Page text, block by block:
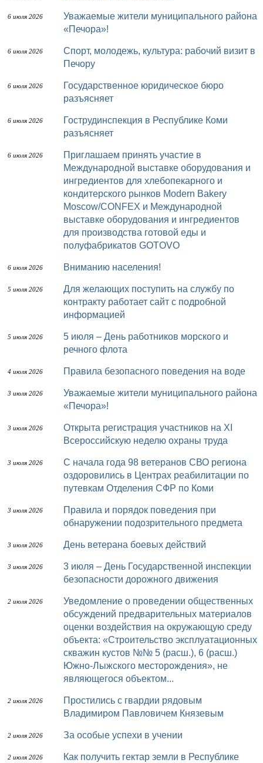
6 июля 2026
Уважаемые жители муниципального района
«Печора»!
6 июля 2026
Спорт, молодежь, культура: рабочий визит в
Печору
6 июля 2026
Государственное юридическое бюро
разъясняет
6 июля 2026
Гострудинспекция в Республике Коми
разъясняет
6 июля 2026
Приглашаем принять участие в
Международной выставке оборудования и
ингредиентов для хлебопекарного и
кондитерского рынков Modern Bakery
Moscow/CONFEX и Международной
выставке оборудования и ингредиентов
для производства готовой еды и
полуфабрикатов GOTOVO
6 июля 2026 Вниманию населения!
5 июля 2026
Для желающих поступить на службу по
контракту работает сайт с подробной
информацией
5 июля 2026
5 июля – День работников морского и
речного флота
4 июля 2026 Правила безопасного поведения на воде
3 июля 2026
Уважаемые жители муниципального района
«Печора»!
3 июля 2026
Открыта регистрация участников на XI
Всероссийскую неделю охраны труда
3 июля 2026
С начала года 98 ветеранов СВО региона
оздоровились в Центрах реабилитации по
путевкам Отделения СФР по Коми
3 июля 2026
Правила и порядок поведения при
обнаружении подозрительного предмета
3 июля 2026 День ветерана боевых действий
3 июля 2026
3 июля – День Государственной инспекции
безопасности дорожного движения
2 июля 2026
Уведомление о проведении общественных
обсуждений предварительных материалов
оценки воздействия на окружающую среду
объекта: «Строительство эксплуатационных
скважин кустов №№ 5 (расш.), 6 (расш.)
Южно-Лыжского месторождения», не
являющегося объектом...
2 июля 2026
Простились с гвардии рядовым
Владимиром Павловичем Князевым
2 июля 2026 За особые успехи в учении
2 июля 2026 Как получить гектар земли в Республике